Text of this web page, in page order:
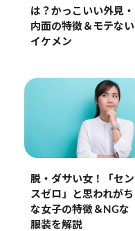
は？かっこいい外見・
内面の特徴＆モテない
イケメン
脱・ダサい女！「セン
スゼロ」と思われがち
な女子の特徴＆NGな
服装を解説